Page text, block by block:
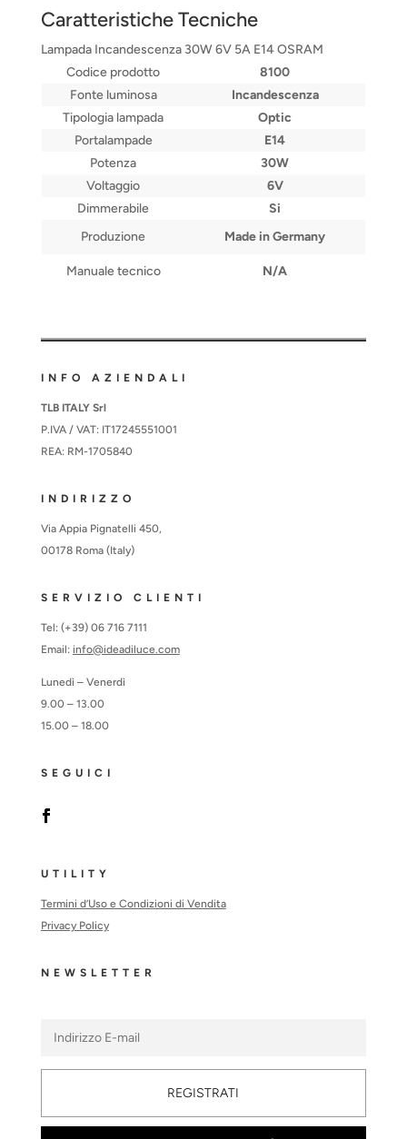
Caratteristiche Tecniche
Lampada Incandescenza 30W 6V 5A E14 OSRAM
Codice prodotto
8100
Fonte luminosa
Incandescenza
Tipologia lampada
Optic
Portalampade
E14
Potenza
30W
Voltaggio
6V
Dimmerabile
Si
Produzione
Made in Germany
Manuale tecnico N/A
INFO AZIENDALI
TLB ITALY Srl
P.IVA / VAT: IT17245551001
REA: RM-1705840
INDIRIZZO
Via Appia Pignatelli 450,
00178 Roma (Italy)
SERVIZIO CLIENTI
Tel: (+39) 06 716 7111
Email: info@ideadiluce.com
Lunedì – Venerdì
9.00 – 13.00
15.00 – 18.00
SEGUICI
UTILITY
Termini d’Uso e Condizioni di Vendita
Privacy Policy
NEWSLETTER
REGISTRATI